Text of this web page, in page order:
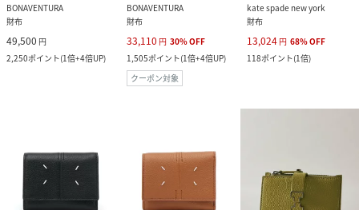
BONAVENTURA
財布
49,500 円
2,250ポイント(1倍+4倍UP)
BONAVENTURA
財布
33,110 円 30%OFF
1,505ポイント(1倍+4倍UP)
クーポン対象
kate spade new york
財布
13,024 円 68%OFF
118ポイント(1倍)